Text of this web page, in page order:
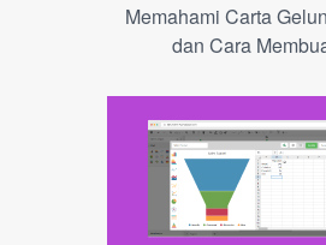
Memahami Carta
dan Cara